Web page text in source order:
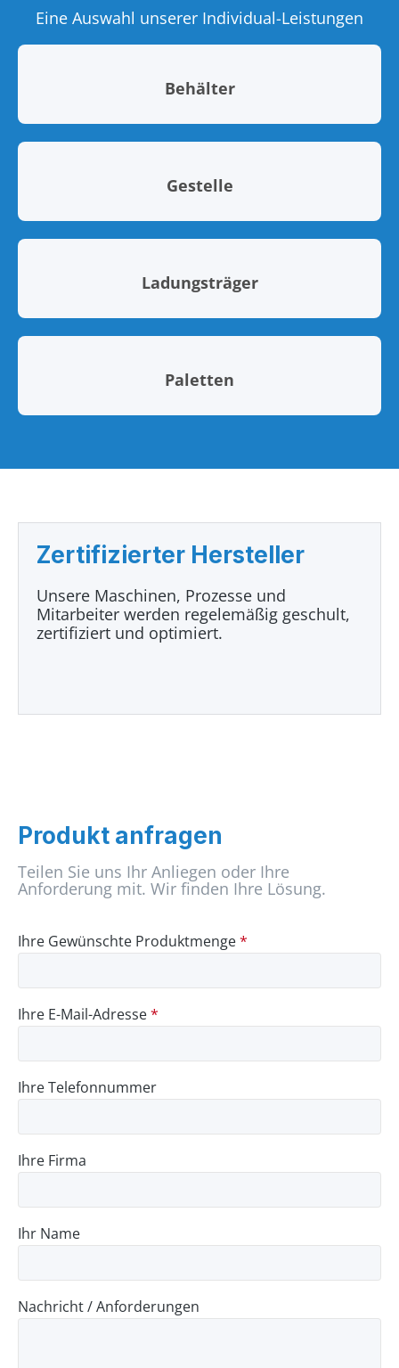
Eine Auswahl unserer Individual-Leistungen
Behälter
Gestelle
Ladungsträger
Paletten
Zertifizierter Hersteller
Unsere Maschinen, Prozesse und
Mitarbeiter werden regelemäßig geschult,
zertifiziert und optimiert.
Produkt anfragen
Teilen Sie uns Ihr Anliegen oder Ihre
Anforderung mit. Wir finden Ihre Lösung.
Ihre Gewünschte Produktmenge*
Ihre E-Mail-Adresse*
Ihre Telefonnummer
Ihre Firma
Ihr Name
Nachricht / Anforderungen